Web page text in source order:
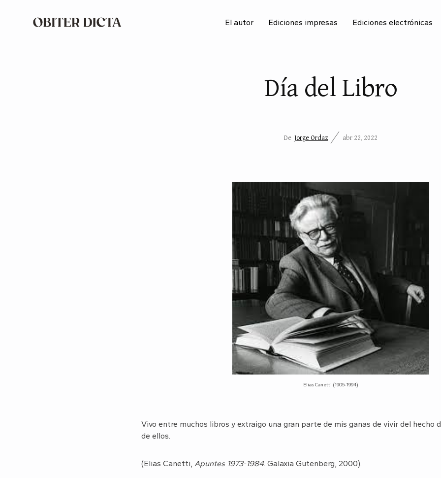
El autor Ediciones impresas Ediciones electrónicas
Día del Libro
De Jorge Ordaz abr 22, 2022
Elias Canetti (1905-1994)
Vivo entre muchos libros y extraigo una gran parte de mis ganas de vivir del hecho
de ellos.
(Elias Canetti, Apuntes 1973-1984. Galaxia Gutenberg, 2000).